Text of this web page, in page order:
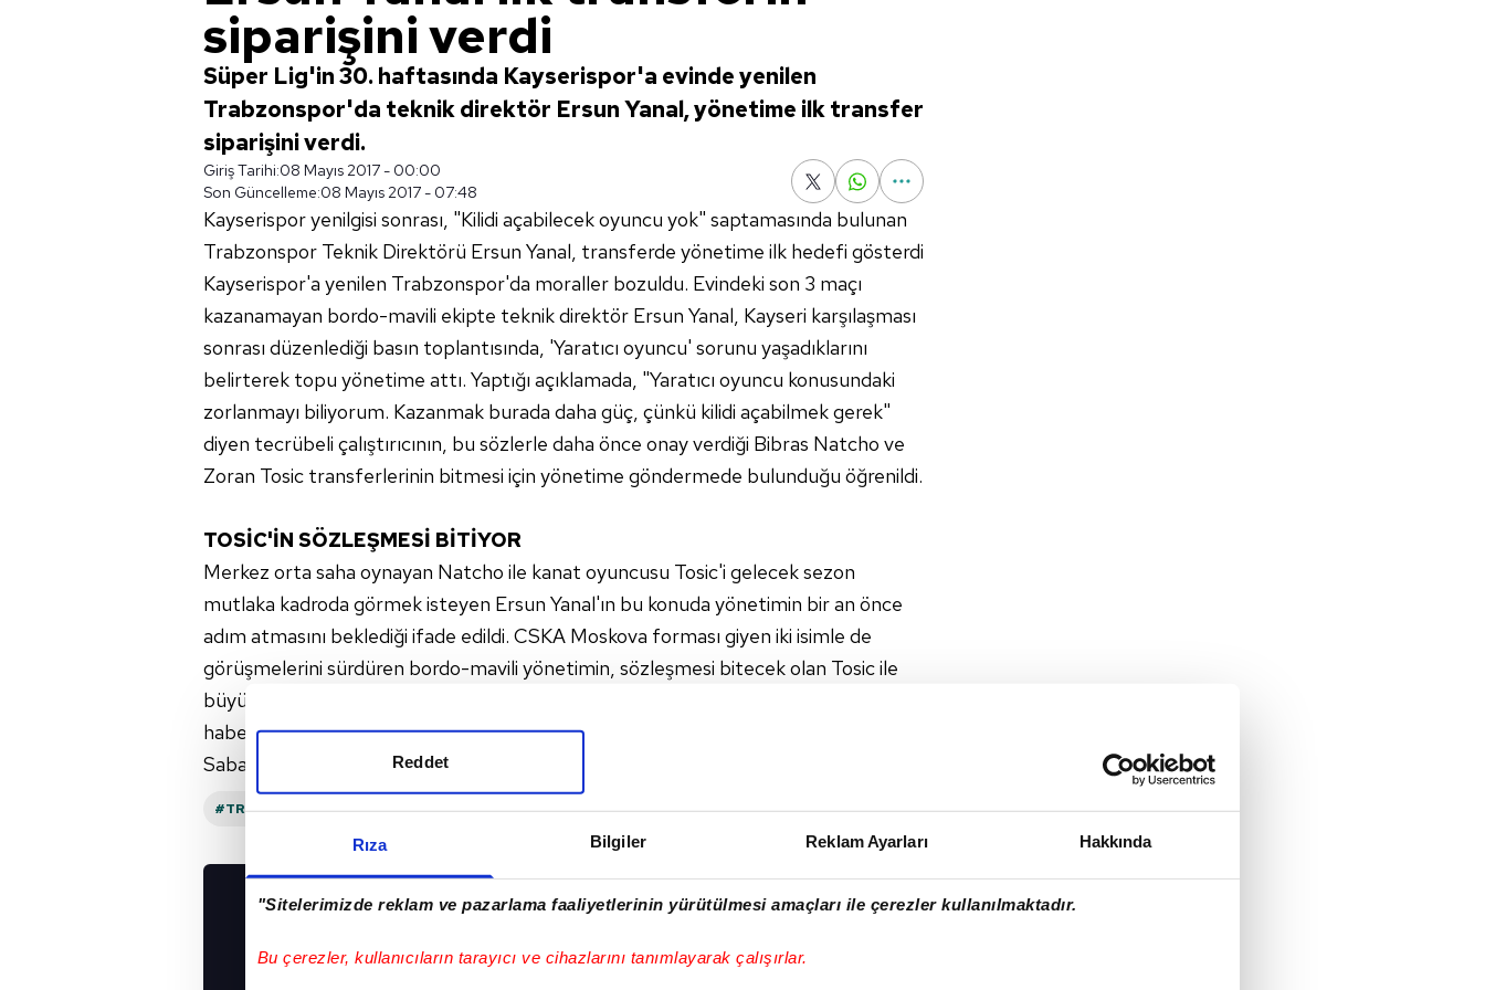
Rıza Bilgiler Reklam Ayarları Hakkında
"Sitelerimizde reklam ve pazarlama faaliyetlerinin yürütülmesi amaçları ile çerezler kullanılmaktadır.
Bu çerezler, kullanıcıların tarayıcı ve cihazlarını tanımlayarak çalışırlar.
Reddet
siparişini verdi
Süper Lig'in 30. haftasında Kayserispor'a evinde yenilen
Trabzonspor'da teknik direktör Ersun Yanal, yönetime ilk transfer
siparişini verdi.
Giriş Tarihi:08 Mayıs 2017 - 00:00
Son Güncelleme:08 Mayıs 2017 - 07:48
Kayserispor yenilgisi sonrası, "Kilidi açabilecek oyuncu yok" saptamasında bulunan
Trabzonspor Teknik Direktörü Ersun Yanal, transferde yönetime ilk hedefi gösterdi
Kayserispor'a yenilen Trabzonspor'da moraller bozuldu. Evindeki son 3 maçı
kazanamayan bordo-mavili ekipte teknik direktör Ersun Yanal, Kayseri karşılaşması
sonrası düzenlediği basın toplantısında, 'Yaratıcı oyuncu' sorunu yaşadıklarını
belirterek topu yönetime attı. Yaptığı açıklamada, "Yaratıcı oyuncu konusundaki
zorlanmayı biliyorum. Kazanmak burada daha güç, çünkü kilidi açabilmek gerek"
diyen tecrübeli çalıştırıcının, bu sözlerle daha önce onay verdiği Bibras Natcho ve
Zoran Tosic transferlerinin bitmesi için yönetime göndermede bulunduğu öğrenildi.
TOSİC'İN SÖZLEŞMESİ BİTİYOR
Merkez orta saha oynayan Natcho ile kanat oyuncusu Tosic'i gelecek sezon
mutlaka kadroda görmek isteyen Ersun Yanal'ın bu konuda yönetimin bir an önce
adım atmasını beklediği ifade edildi. CSKA Moskova forması giyen iki isimle de
görüşmelerini sürdüren bordo-mavili yönetimin, sözleşmesi bitecek olan Tosic ile
büyük ölçüde anlaştığı, Natcho için de Rus kulübüyle pazarlıkların sürdüğü gelen
haberler arasında.
Sabah
#TRANSFER
UYGULAMALARIMIZI